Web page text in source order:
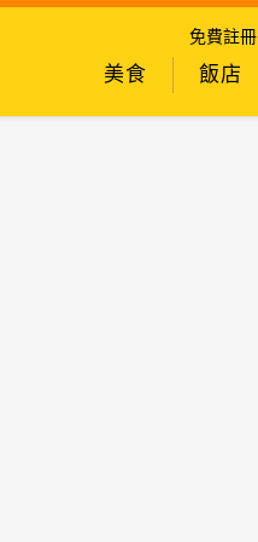
免費註冊
美食 飯店